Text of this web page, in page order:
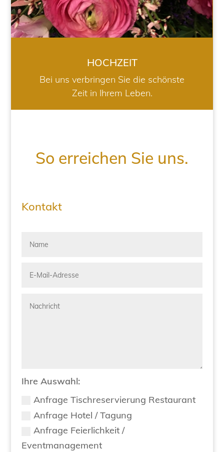
HOCHZEIT
Bei uns verbringen Sie die schönste
Zeit in Ihrem Leben.
So erreichen Sie uns.
Kontakt
Ihre Auswahl:
Anfrage Tischreservierung Restaurant
Anfrage Hotel / Tagung
Anfrage Feierlichkeit /
Eventmanagement